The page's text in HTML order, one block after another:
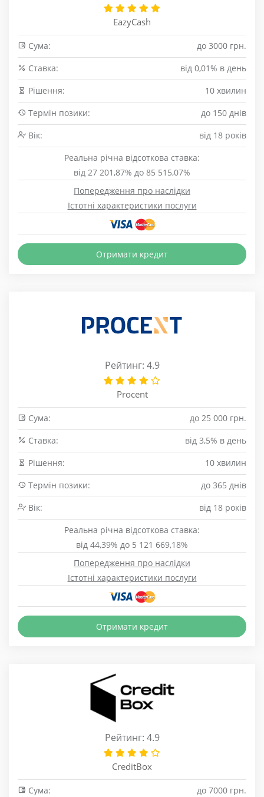
EazyCash
Сума:
до 3000 грн.
Cтавка:
від 0,01% в день
Рішення:
10 хвилин
Термін позики:
до 150 днів
Вік:
від 18 років
Реальна річна відсоткова ставка:
від 27 201,87% до 85 515,07%
Попередження про наслідки
Істотні характеристики послуги
Отримати кредит
Рейтинг: 4.9
Procent
Сума:
до 25 000 грн.
Cтавка:
від 3,5% в день
Рішення:
10 хвилин
Термін позики:
до 365 днів
Вік:
від 18 років
Реальна річна відсоткова ставка:
від 44,39% до 5 121 669,18%
Попередження про наслідки
Істотні характеристики послуги
Отримати кредит
Рейтинг: 4.9
CreditBox
Сума:
до 7000 грн.